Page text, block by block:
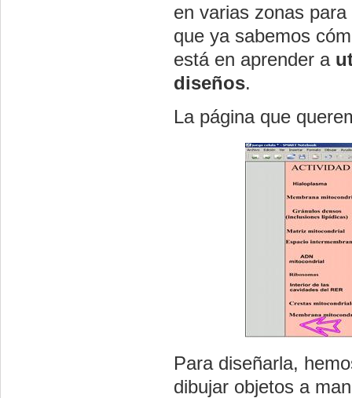
en varias zonas
que ya sabemos
está en aprender a
diseños.
La página que
Para diseñarla,
dibujar objetos a